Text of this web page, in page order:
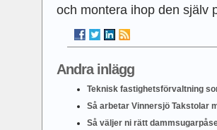
och montera ihop den själv
Andra inlägg
Teknisk fastighetsförvaltning
Så arbetar Vinnersjö Takstolar
Så väljer ni rätt